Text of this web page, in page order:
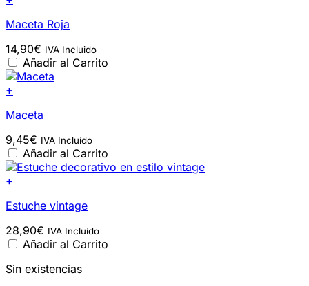
Maceta Roja
14,90€ IVA Incluido
Añadir al Carrito
+
Maceta
9,45€ IVA Incluido
Añadir al Carrito
+
Estuche vintage
28,90€ IVA Incluido
Añadir al Carrito
Sin existencias